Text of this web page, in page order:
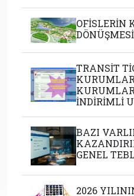
OFİSLERİN
TRANSİT
İNDİRİMLİ
BAZI
GENEL
2026